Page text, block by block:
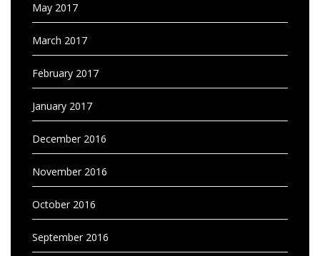
May 2017
March 2017
February 2017
January 2017
December 2016
November 2016
October 2016
September 2016